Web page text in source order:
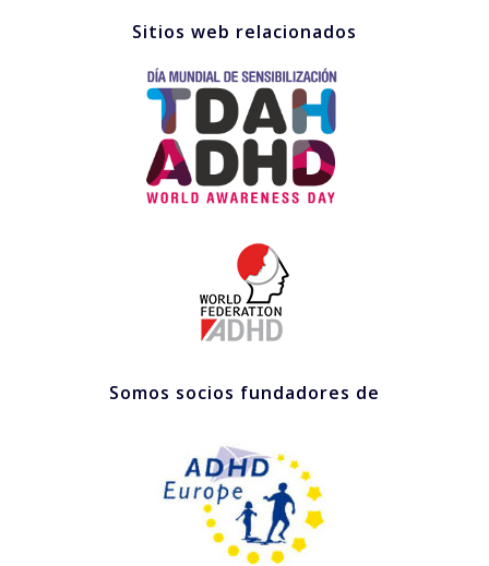
Sitios web relacionados
Somos socios fundadores de